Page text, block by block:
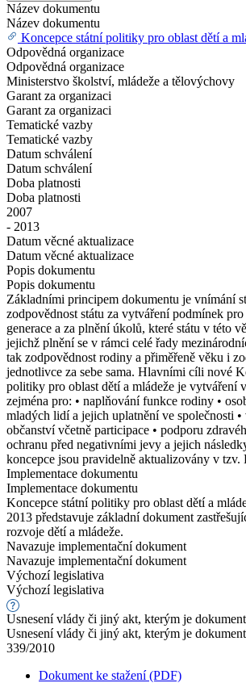
Název dokumentu
Název dokumentu
Koncepce státní politiky pro oblast dětí a
Odpovědná organizace
Odpovědná organizace
Ministerstvo školství, mládeže a tělovýchovy
Garant za organizaci
Garant za organizaci
Tematické vazby
Tematické vazby
Datum schválení
Datum schválení
Doba platnosti
Doba platnosti
2007
- 2013
Datum věcné aktualizace
Datum věcné aktualizace
Popis dokumentu
Popis dokumentu
Základními principem dokumentu je vnímání
zodpovědnost státu za vytváření podmínek
generace a za plnění úkolů, které státu v této
jejichž plnění se v rámci celé řady
tak zodpovědnost rodiny a přiměřeně věku i
jednotlivce za sebe sama. Hlavními cíli nové
politiky pro oblast dětí a mládeže je vytváření
zejména pro: • naplňování funkce rodiny •
mladých lidí a jejich uplatnění ve společnosti
občanství včetně participace • podporu
ochranu před negativními jevy a jejich
koncepce jsou pravidelně aktualizovány v tzv.
Implementace dokumentu
Implementace dokumentu
Koncepce státní politiky pro oblast dětí a
2013 představuje základní dokument
rozvoje dětí a mládeže.
Navazuje implementační dokument
Navazuje implementační dokument
Výchozí legislativa
Výchozí legislativa
Usnesení vlády či jiný akt, kterým je
Usnesení vlády či jiný akt, kterým je
339/2010
Dokument ke stažení (PDF)